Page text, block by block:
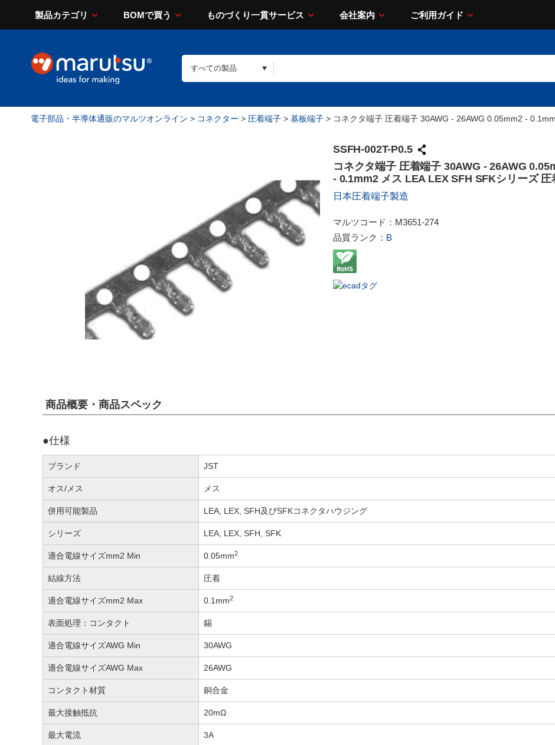
製品カテゴリ BOMで買う ものづくり一貫サービス 会社案内 ご利用ガイド
電子部品・半導体通販のマルツオンライン > コネクター > 圧着端子 > 基板端子 > コネクタ端子 圧着端子 30AWG - 26AWG 0.05mm2 -
SSFH-002T-P0.5
コネクタ端子 圧着端子 30AWG - 26AWG
- 0.1mm2 メス LEA LEX SFH SFKシリーズ 圧
日本圧着端子製造
マルツコード： M3651-274
品質ランク： B
商品概要・商品スペック
●仕様
ブランド JST
オス/メス メス
併用可能製品 LEA, LEX, SFH及びSFKコネクタハウジング
シリーズ LEA, LEX, SFH, SFK
適合電線サイズmm2 Min 0.05mm2
結線方法 圧着
適合電線サイズmm2 Max 0.1mm2
表面処理：コンタクト 錫
適合電線サイズAWG Min 30AWG
適合電線サイズAWG Max 26AWG
コンタクト材質 銅合金
最大接触抵抗 20mΩ
最大電流 3A